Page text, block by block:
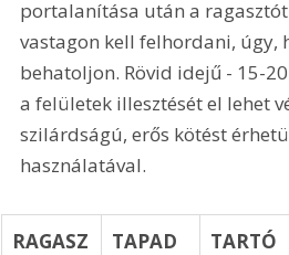
portalanítása után a
vastagon kell felhordani, úgy,
behatoljon. Rövid idejű - 15-
a felületek illesztését el lehet
szilárdságú, erős kötést
használatával.
RAGASZ
TAPAD
TARTÓ